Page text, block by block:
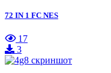
72 IN 1 FC NES
17
3